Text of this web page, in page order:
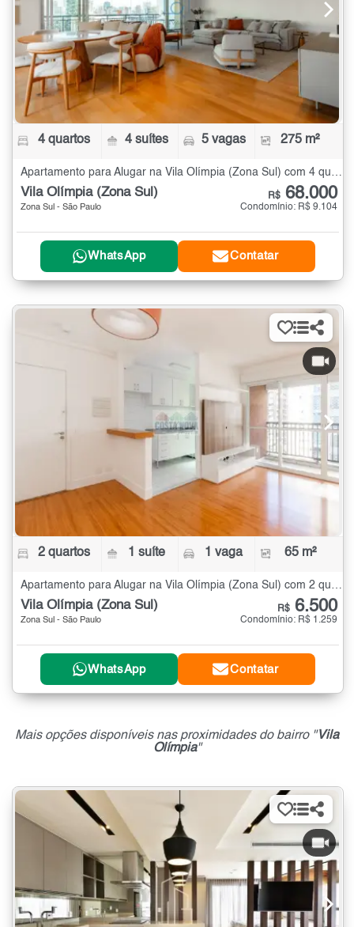
4 quartos 4 suítes 5 vagas 275 m²
Vila Olímpia (Zona Sul)
Zona Sul - São Paulo
R$ 68.000
Condomínio: R$ 9.104
WhatsApp Contatar
2 quartos 1 suíte 1 vaga 65 m²
Apartamento para Alugar na Vila Olímpia (Zona Sul) com 2 quartos - 65 m²
Vila Olímpia (Zona Sul)
Zona Sul - São Paulo
R$ 6.500
Condomínio: R$ 1.259
WhatsApp Contatar
Mais opções disponíveis nas proximidades do bairro "Vila
Olímpia"